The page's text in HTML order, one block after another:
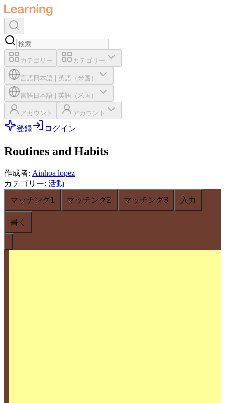
カテゴリー カテゴリー
言語 日本語 英語（米国）
言語 日本語 英語（米国）
アカウント アカウント
登録 ログイン
Routines and Habits
作成者: Ainhoa lopez
カテゴリー: 活動
マッチング1
マッチング2 マッチング3 入力
書く